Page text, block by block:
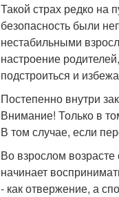
Такой страх редко на
безопасность были
нестабильными
настроение
подстроиться и
Постепенно внутри
Внимание! Только в
В том случае, если
Во взрослом
начинает
- как отвержение, а